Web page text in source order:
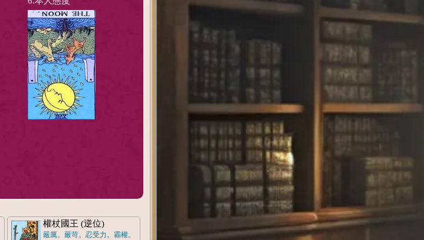
6.本人態度
權杖國王 (逆位)
嚴厲。嚴苛。忍受力。霸權。